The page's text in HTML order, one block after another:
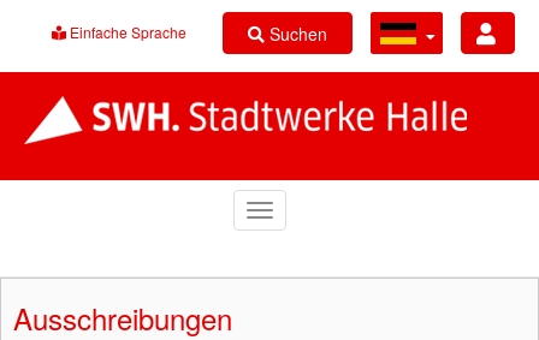
Einfache Sprache Suchen
Ausschreibungen